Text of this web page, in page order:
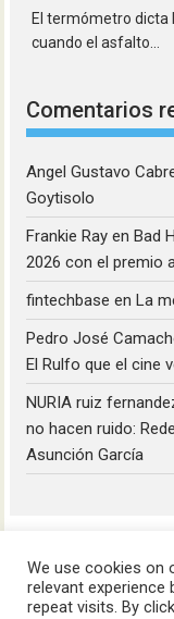
El termómetro dicta
cuando el asfalto...
Comentarios
Angel Gustavo
Goytisolo
Frankie Ray enBad
2026 con el premio
fintechbase enLa
Pedro José
El Rulfo que el cine
NURIA ruiz
no hacen ruido:
Asunción García
We use cookies on
relevant experience
repeat visits. By